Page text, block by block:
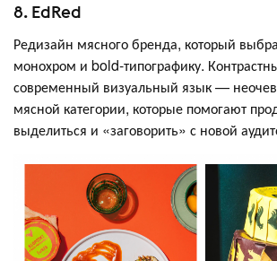
8. EdRed
Редизайн мясного бренда, который
монохром и bold-типографику.
современный визуальный язык —
мясной категории, которые помогают
выделиться и «заговорить» с новой